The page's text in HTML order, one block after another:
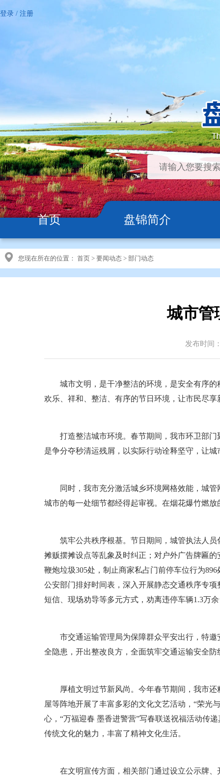
登录 / 注册
首页 盘锦简介
您现在所在的位置： 首页 > 要闻动态 > 部门动态
城市管
发布时间
城市文明，是干净整洁的环境，是安全有序的
欢乐、祥和、整洁、有序的节日环境，让市民尽享
打造整洁城市环境。春节期间，我市环卫部门
是争分夺秒清运残屑，以实际行动诠释坚守，让
同时，我市充分激活城乡环境网格效能，城管
城市的每一处细节都经得起审视。在烟花爆竹燃
筑牢公共秩序根基。节日期间，城管执法人员
摊贩摆摊设点等乱象及时纠正；对户外广告牌匾
鞭炮垃圾305处，制止商家私占门前停车位行为896
公安部门排好时间表，深入开展静态交通秩序专
短信、现场劝导等多元方式，劝离违停车辆1.3万
市交通运输管理局为保障群众平安出行，特邀
全隐患，开出整改良方，全面筑牢交通运输安全
厚植文明过节新风尚。今年春节期间，我市还
屋等阵地开展了丰富多彩的文化文艺活动，“荣
心，“万福迎春 墨香进警营”写春联送祝福活动传
传统文化的魅力，丰富了精神文化生活。
在文明宣传方面，相关部门通过设立公示牌、